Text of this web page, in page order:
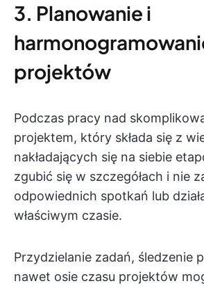
3. Planowanie i
projektów
Podczas pracy nad
projektem, który składa się z
nakładających się na siebie
zgubić się w szczegółach i nie
odpowiednich spotkań lub
właściwym czasie.
Przydzielanie zadań, śledzenie
nawet osie czasu projektów